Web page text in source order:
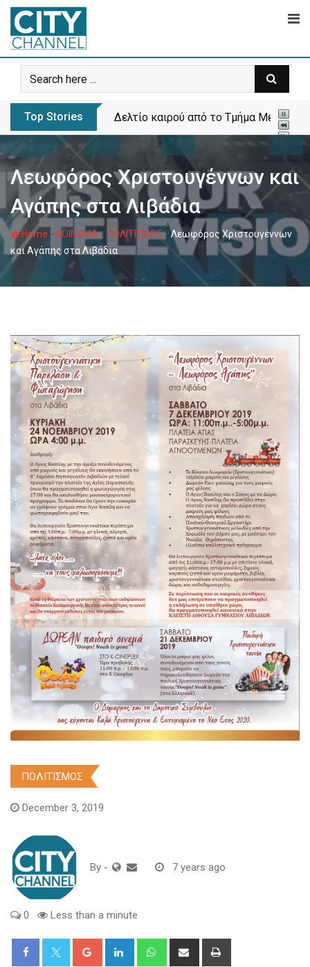
Skip
content
Top Stories Δελτίο καιρού από το Τμήμα
Λεωφόρος Χριστουγέννων και
Αγάπης στα Λιβάδια
Home - ΚΟΙΝΩΝΙΑ- ΠΟΛΙΤΙΣΜΟΣ-Λεωφόρος Χριστουγέννων
και Αγάπης στα Λιβάδια
ΠΟΛΙΤΙΣΜΟΣ
December 3, 2019
By - 7 years ago
0 Less than a minute
Google+ LinkedIn WhatsappShare